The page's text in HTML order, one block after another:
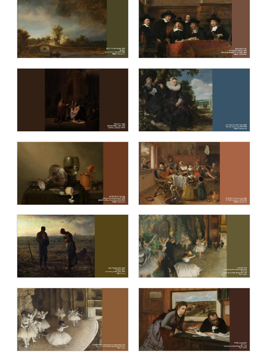
세계 유명 미술관 아트 컬렉션 / The
collection of the world's famous art
museums
탁자에서 (On the Table)
명화 (Masterpiece)
이중섭 컬렉션 (The Collection of
Jung-Seob Lee)
블루캔버스 명화추천1 블루캔버스 명화추천2
블루캔버스 명화추천3 블루캔버스 명화추천4
블루캔버스 명화추천5 블루캔버스 명화추천6
블루캔버스 명화추천7 블루캔버스 명화추천8